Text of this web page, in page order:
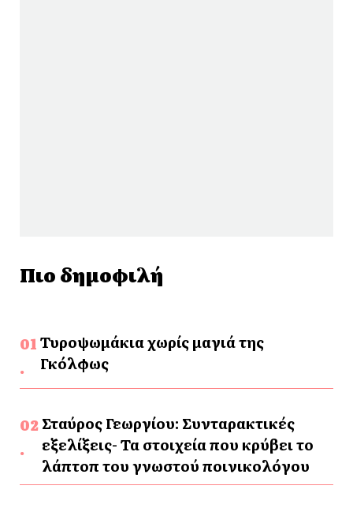
Πιο δημοφιλή
Τυροψωμάκια χωρίς μαγιά της
Γκόλφως
Σταύρος Γεωργίου: Συνταρακτικές
εξελίξεις- Τα στοιχεία που κρύβει το
λάπτοπ του γνωστού ποινικολόγου